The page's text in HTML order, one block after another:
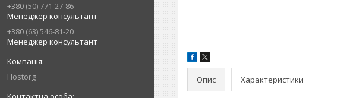
+380 (50) 771-27-86
Менеджер консультант
+380 (63) 546-81-20
Менеджер консультант
Hostorg Опис Характеристики